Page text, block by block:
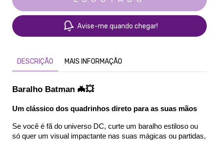
Avise-me quando chegar!
DESCRIÇÃO MAIS INFORMAÇÃO
Baralho Batman 🦇💥
Um clássico dos quadrinhos direto para as suas mãos
Se você é fã do universo DC, curte um baralho estiloso ou
só quer um visual impactante nas suas mágicas ou partidas,